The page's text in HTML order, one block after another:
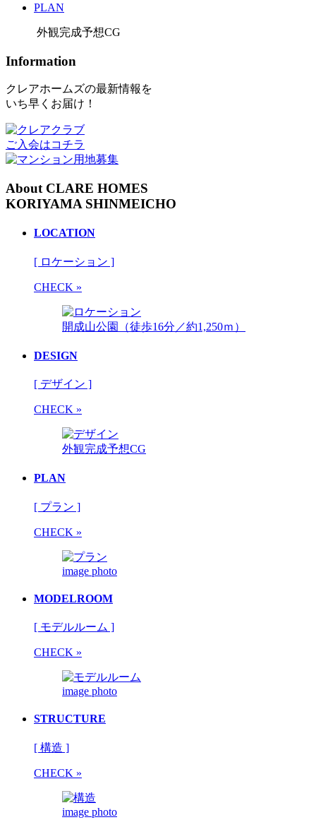
PLAN
外観完成予想CG
Information
クレアホームズの最新情報を
いち早くお届け！
ご入会はコチラ
About CLARE HOMES
KORIYAMA SHINMEICHO
LOCATION
[ ロケーション ]
CHECK »
開成山公園（徒歩16分／約1,250ｍ）
DESIGN
[ デザイン ]
CHECK »
外観完成予想CG
PLAN
[ プラン ]
CHECK »
image photo
MODELROOM
[ モデルルーム ]
CHECK »
image photo
STRUCTURE
[ 構造 ]
CHECK »
image photo